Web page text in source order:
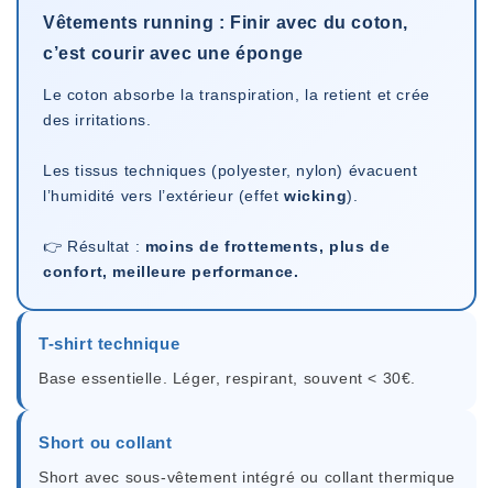
Vêtements running : Finir avec du coton,
c’est courir avec une éponge
Le coton absorbe la transpiration, la retient et crée
des irritations.
Les tissus techniques (polyester, nylon) évacuent
l’humidité vers l’extérieur (effetwicking).
👉 Résultat : moins de frottements, plus de
confort, meilleure performance.
T-shirt technique
Base essentielle. Léger, respirant, souvent < 30€.
Short ou collant
Short avec sous-vêtement intégré ou collant thermique